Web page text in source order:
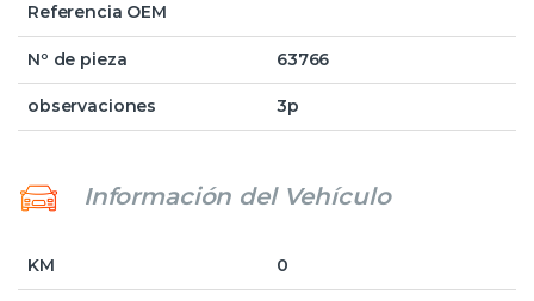
Referencia OEM
Nº de pieza 63766
observaciones 3p
Información del Vehículo
KM 0